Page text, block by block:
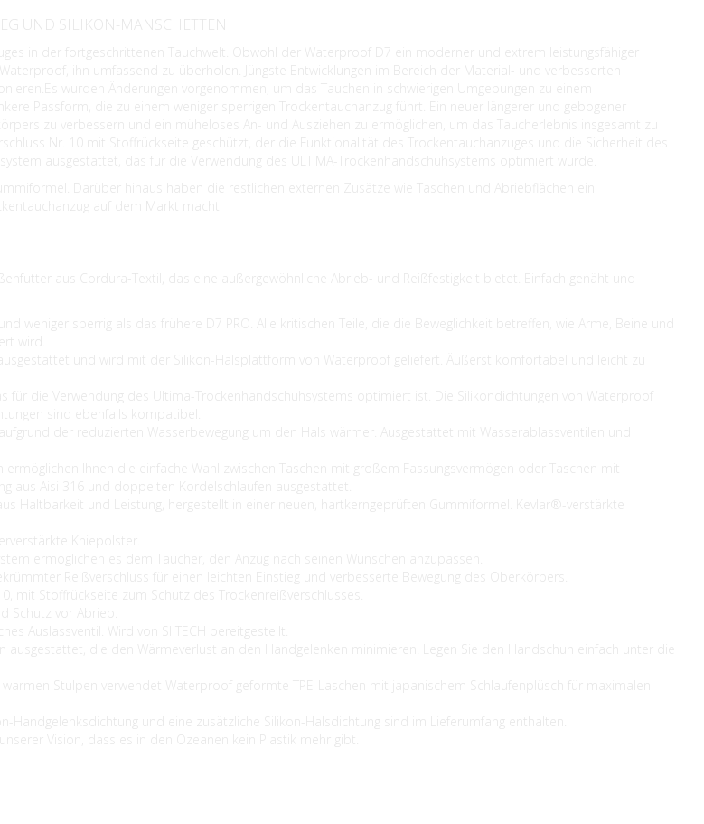
UND SILIKON-MANSCHETTEN
in der fortgeschrittenen Tauchwelt. Obwohl der Waterproof D7 ein moderner und extrem leistungsfähiger
ihn umfassend zu überholen. Jüngste Entwicklungen im Bereich der Material- und verbesserten
wurden Änderungen vorgenommen, um das Tauchen in schwierigen Umgebungen zu einem
Passform, die zu einem weniger sperrigen Trockentauchanzug führt. Ein neuer längerer und gebogener
zu verbessern und ein müheloses An- und Ausziehen zu ermöglichen, um das Taucherlebnis insgesamt zu
Nr. 10 mit Stoffrückseite geschützt, der die Funktionalität des Trockentauchanzuges und die Sicherheit des
ausgestattet, das für die Verwendung des ULTIMA-Trockenhandschuhsystems optimiert wurde.
Darüber hinaus haben die restlichen externen Zusätze wie Taschen und Abriebflächen ein
auf dem Markt macht
aus Cordura-Textil, das eine außergewöhnliche Abrieb- und Reißfestigkeit bietet. Einfach genäht und
weniger sperrig als das frühere D7 PRO. Alle kritischen Teile, die die Beweglichkeit betreffen, wie Arme, Beine und
wird.
ausgestattet und wird mit der Silikon-Halsplattform von Waterproof geliefert. Äußerst komfortabel und leicht zu
für die Verwendung des Ultima-Trockenhandschuhsystems optimiert ist. Die Silikondichtungen von Waterproof
sind ebenfalls kompatibel.
der reduzierten Wasserbewegung um den Hals wärmer. Ausgestattet mit Wasserablassventilen und
Ihnen die einfache Wahl zwischen Taschen mit großem Fassungsvermögen oder Taschen mit
aus Aisi 316 und doppelten Kordelschlaufen ausgestattet.
Haltbarkeit und Leistung, hergestellt in einer neuen, hartkerngeprüften Gummiformel. Kevlar®-verstärkte
Kniepolster.
ermöglichen es dem Taucher, den Anzug nach seinen Wünschen anzupassen.
Reißverschluss für einen leichten Einstieg und verbesserte Bewegung des Oberkörpers.
mit Stoffrückseite zum Schutz des Trockenreißverschlusses.
Schutz vor Abrieb.
Auslassventil. Wird von SI TECH bereitgestellt.
die den Wärmeverlust an den Handgelenken minimieren. Legen Sie den Handschuh einfach unter die
Stulpen verwendet Waterproof geformte TPE-Laschen mit japanischem Schlaufenplüsch für maximalen
Handgelenksdichtung und eine zusätzliche Silikon-Halsdichtung sind im Lieferumfang enthalten.
Vision, dass es in den Ozeanen kein Plastik mehr gibt.